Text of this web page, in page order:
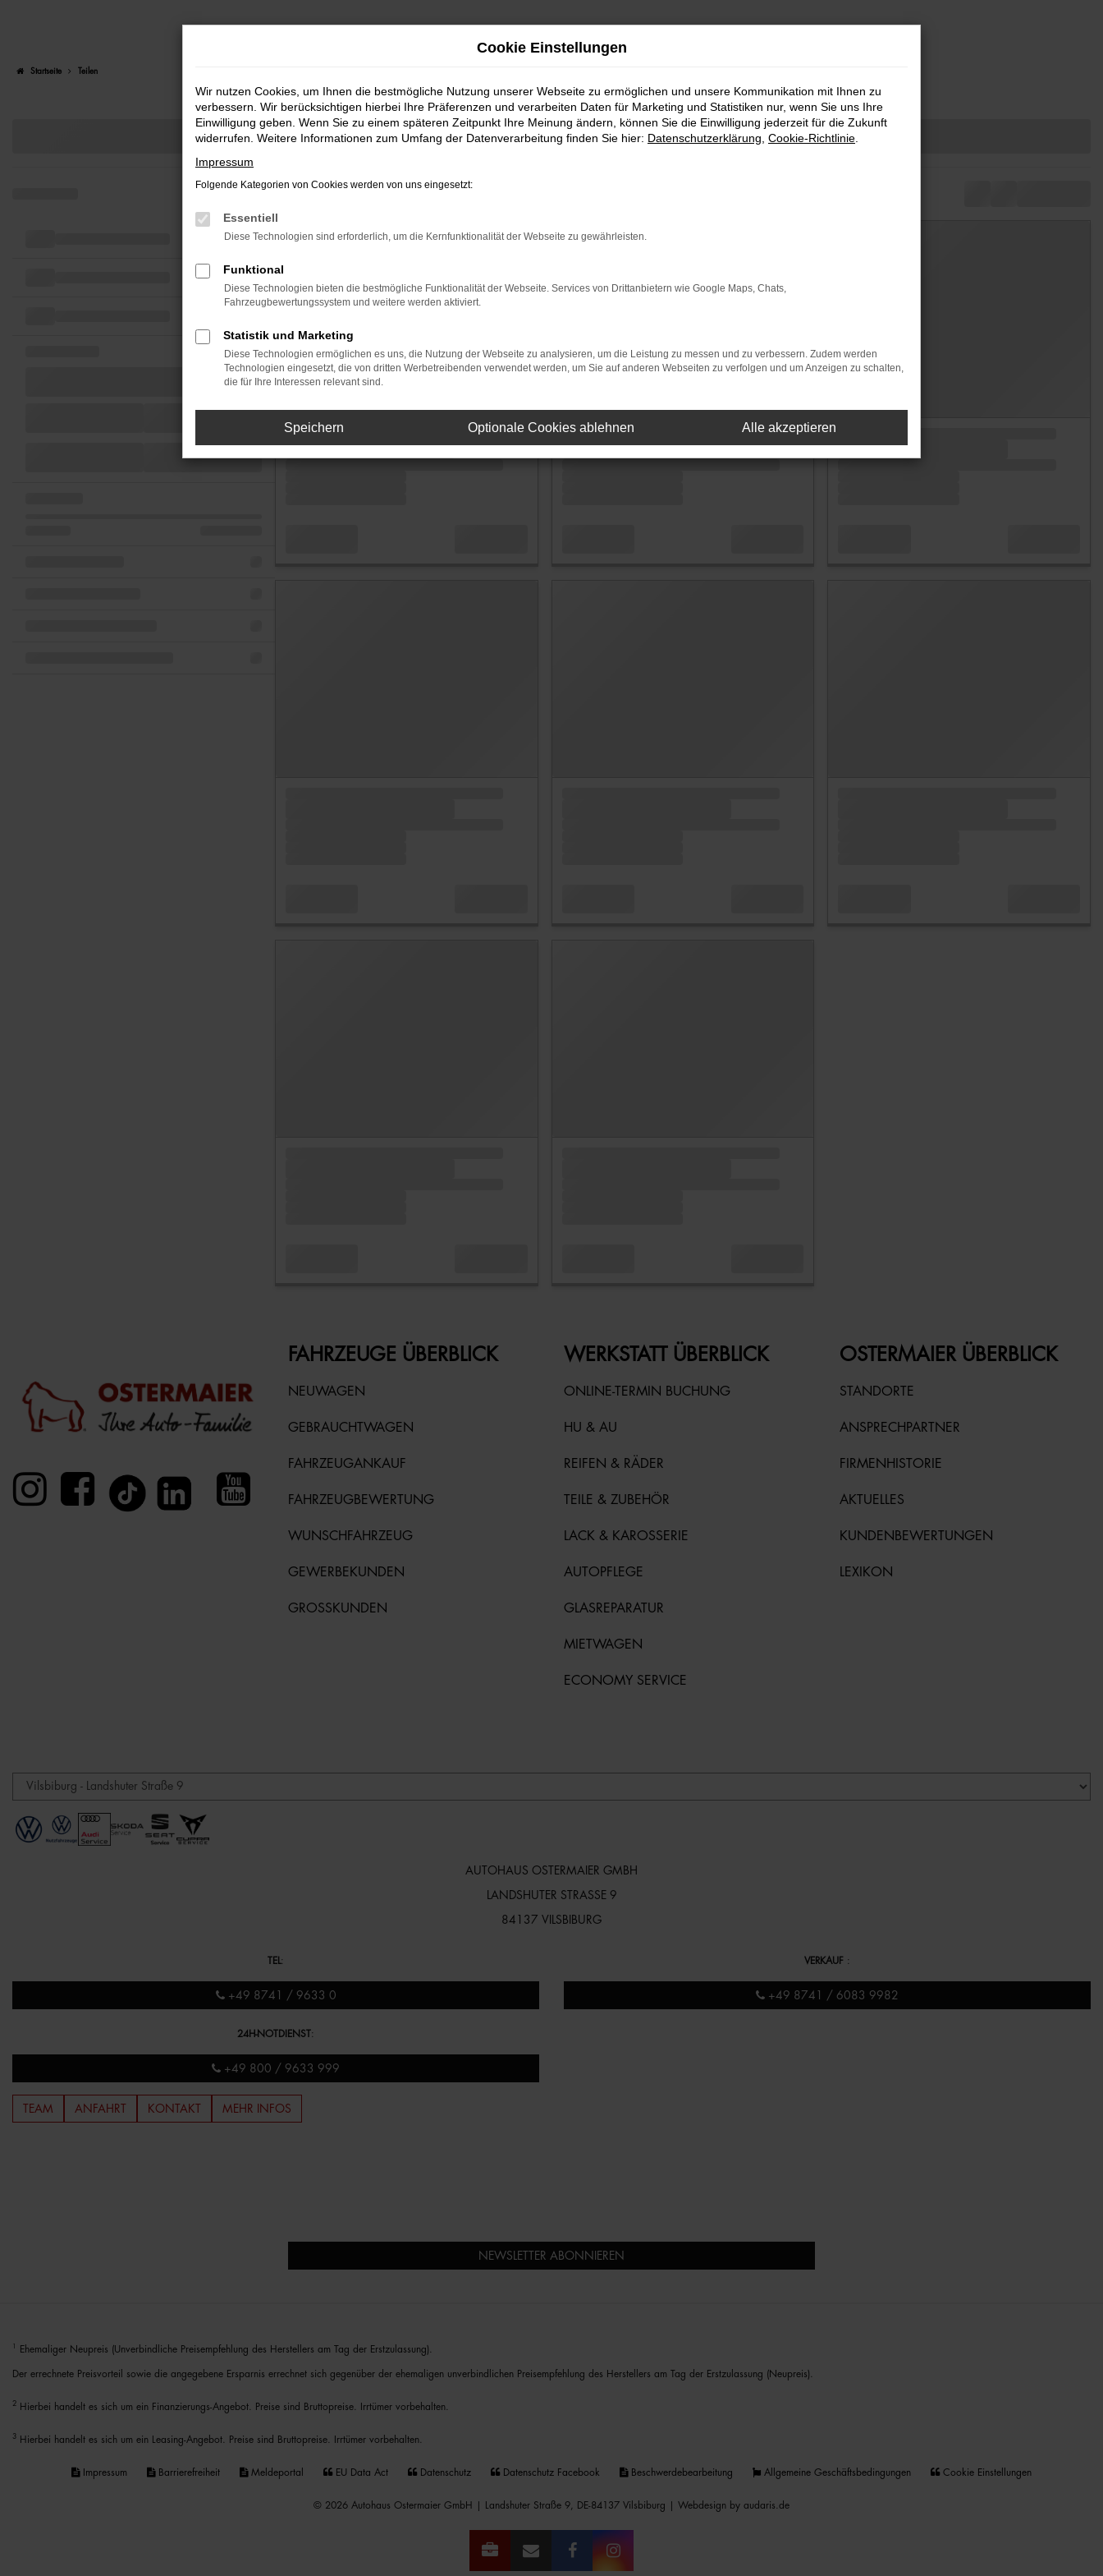
springen
Startseite Teilen
FAHRZEUGE ÜBERBLICK
NEUWAGEN
GEBRAUCHTWAGEN
FAHRZEUGANKAUF
FAHRZEUGBEWERTUNG
WUNSCHFAHRZEUG
GEWERBEKUNDEN
GROSSKUNDEN
WERKSTATT ÜBERBLICK
ONLINE-TERMIN BUCHUNG
HU & AU
REIFEN & RÄDER
TEILE & ZUBEHÖR
LACK & KAROSSERIE
AUTOPFLEGE
GLASREPARATUR
MIETWAGEN
ECONOMY SERVICE
OSTERMAIER ÜBERBLICK
STANDORTE
ANSPRECHPARTNER
FIRMENHISTORIE
AKTUELLES
KUNDENBEWERTUNGEN
LEXIKON
AUTOHAUS OSTERMAIER GMBH
LANDSHUTER STRASSE 9
84137 VILSBIBURG
TEL :
+49 8741 / 9633 0
VERKAUF :
+49 8741 / 6083 9982
24H-NOTDIENST:
+49 800 / 9633 999
TEAM ANFAHRT KONTAKT MEHR INFOS
NEWSLETTER ABONNIEREN
Ehemaliger Neupreis (Unverbindliche Preisempfehlung des Herstellers am Tag der Erstzulassung).
Der errechnete Preisvorteil sowie die angegebene Ersparnis errechnet sich gegenüber der ehemaligen unverbindlichen Preisempfehlung des Herstellers am Tag der Erstzulassung (Neupreis).
2 Hierbei handelt es sich um ein Finanzierungs-Angebot. Preise sind Bruttopreise. Irrtümer vorbehalten.
3 Hierbei handelt es sich um ein Leasing-Angebot. Preise sind Bruttopreise. Irrtümer vorbehalten.
Impressum Barrierefreiheit Meldeportal EU Data Act Datenschutz Datenschutz Facebook Beschwerdebearbeitung Allgemeine Geschäftsbedingungen Cookie Einstellungen
© 2026 Autohaus Ostermaier GmbH | Landshuter Straße 9, DE-84137 Vilsbiburg | Webdesign by audaris.de
Cookie Einstellungen
Wir nutzen Cookies, um Ihnen die bestmögliche Nutzung unserer Webseite zu ermöglichen und unsere Kommunikation mit Ihnen zu
verbessern. Wir berücksichtigen hierbei Ihre Präferenzen und verarbeiten Daten für Marketing und Statistiken nur, wenn Sie uns Ihre
Einwilligung geben. Wenn Sie zu einem späteren Zeitpunkt Ihre Meinung ändern, können Sie die Einwilligung jederzeit für die Zukunft
widerrufen. Weitere Informationen zum Umfang der Datenverarbeitung finden Sie hier: Datenschutzerklärung Cookie-Richtlinie
Impressum
Folgende Kategorien von Cookies werden von uns eingesetzt:
Essentiell
Diese Technologien sind erforderlich, um die Kernfunktionalität der Webseite zu gewährleisten.
Funktional
Diese Technologien bieten die bestmögliche Funktionalität der Webseite. Services von Drittanbietern wie Google Maps, Chats,
Fahrzeugbewertungssystem und weitere werden aktiviert.
Statistik und Marketing
Diese Technologien ermöglichen es uns, die Nutzung der Webseite zu analysieren, um die Leistung zu messen und zu verbessern. Zudem werden
Technologien eingesetzt, die von dritten Werbetreibenden verwendet werden, um Sie auf anderen Webseiten zu verfolgen und um Anzeigen zu schalten,
die für Ihre Interessen relevant sind.
Speichern Optionale Cookies ablehnen Alle akzeptieren